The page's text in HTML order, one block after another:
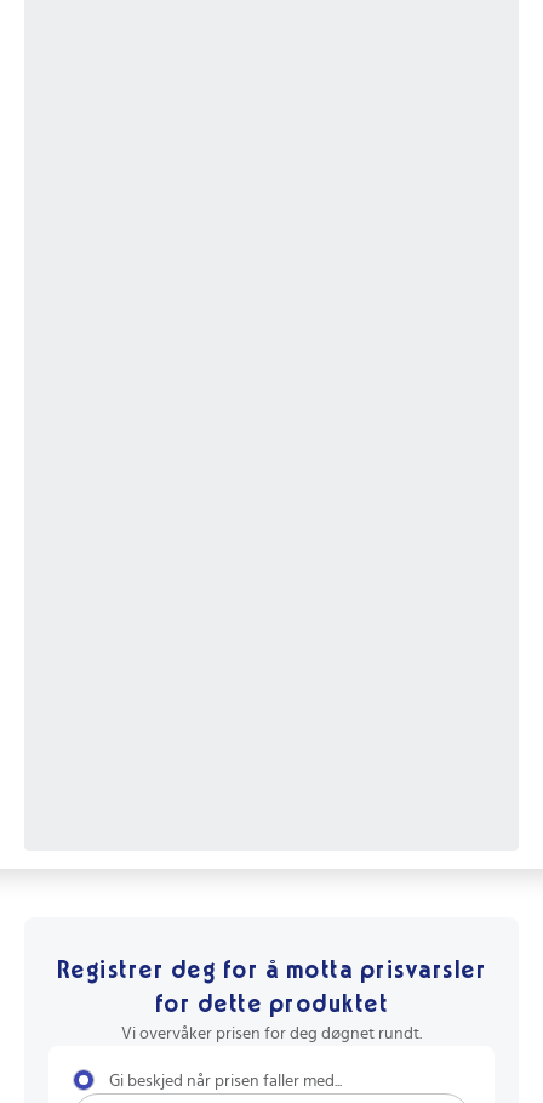
Registrer deg for å motta prisvarsler
for dette produktet
Vi overvåker prisen for deg døgnet rundt.
Gi beskjed når prisen faller med...